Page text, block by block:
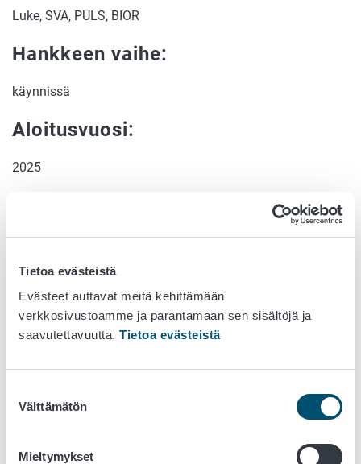
Tietoa evästeistä
Evästeet auttavat meitä kehittämään
verkkosivustoamme ja parantamaan sen sisältöjä ja
saavutettavuutta. Tietoa evästeistä
valinta
Välttämätön
Mieltymykset
Luke, SVA, PULS, BIOR
Hankkeen vaihe:
käynnissä
Aloitusvuosi:
2025
2027
Hankkeen rahoitukseen osallistuu:
The Swedish Institute (SI) and the Baltic Sea Neighborhood
Programme